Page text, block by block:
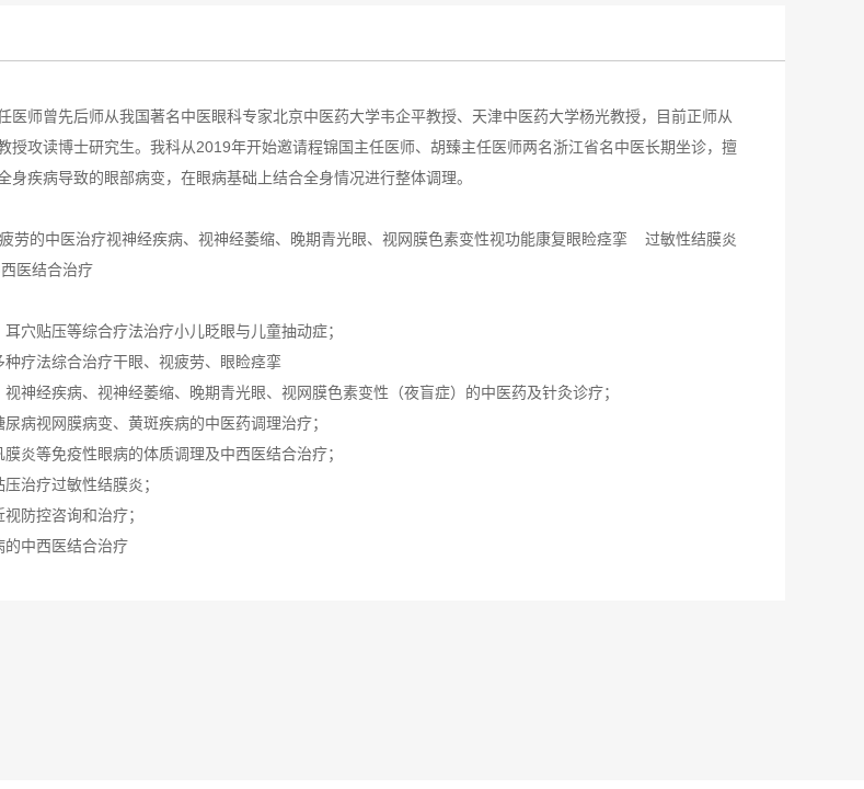
医师曾先后师从我国著名中医眼科专家北京中医药大学韦企平教授、天津中医药大学杨光教授，目前正师从
授攻读博士研究生。我科从2019年开始邀请程锦国主任医师、胡臻主任医师两名浙江省名中医长期坐诊，擅
身疾病导致的眼部病变，在眼病基础上结合全身情况进行整体调理。
的中医治疗视神经疾病、视神经萎缩、晚期青光眼、视网膜色素变性视功能康复眼睑痉挛 过敏性结膜炎
医结合治疗
耳穴贴压等综合疗法治疗小儿眨眼与儿童抽动症；
种疗法综合治疗干眼、视疲劳、眼睑痉挛
视神经疾病、视神经萎缩、晚期青光眼、视网膜色素变性（夜盲症）的中医药及针灸诊疗；
尿病视网膜病变、黄斑疾病的中医药调理治疗；
膜炎等免疫性眼病的体质调理及中西医结合治疗；
治疗过敏性结膜炎；
防控咨询和治疗；
的中西医结合治疗